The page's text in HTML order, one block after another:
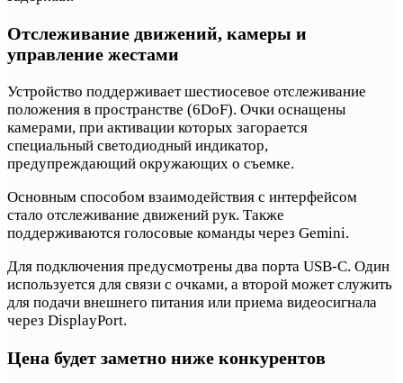
Отслеживание движений, камеры и
управление жестами
Устройство поддерживает шестиосевое отслеживание
положения в пространстве (6DoF). Очки оснащены
камерами, при активации которых загорается
специальный светодиодный индикатор,
предупреждающий окружающих о съемке.
Основным способом взаимодействия с интерфейсом
стало отслеживание движений рук. Также
поддерживаются голосовые команды через Gemini.
Для подключения предусмотрены два порта USB-C. Один
используется для связи с очками, а второй может служить
для подачи внешнего питания или приема видеосигнала
через DisplayPort.
Цена будет заметно ниже конкурентов